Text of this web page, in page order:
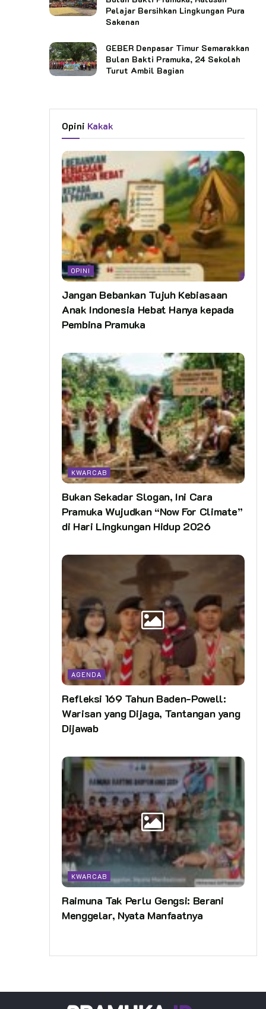
Pelajar Bersihkan Lingkungan Pura
Sakenan
GEBER Denpasar Timur Semarakkan
Bulan Bakti Pramuka, 24 Sekolah
Turut Ambil Bagian
Opini Kakak
OPINI
Jangan Bebankan Tujuh Kebiasaan
Anak Indonesia Hebat Hanya kepada
Pembina Pramuka
KWARCAB
Bukan Sekadar Slogan, Ini Cara
Pramuka Wujudkan “Now For Climate”
di Hari Lingkungan Hidup 2026
AGENDA
Refleksi 169 Tahun Baden-Powell:
Warisan yang Dijaga, Tantangan yang
Dijawab
KWARCAB
Raimuna Tak Perlu Gengsi: Berani
Menggelar, Nyata Manfaatnya